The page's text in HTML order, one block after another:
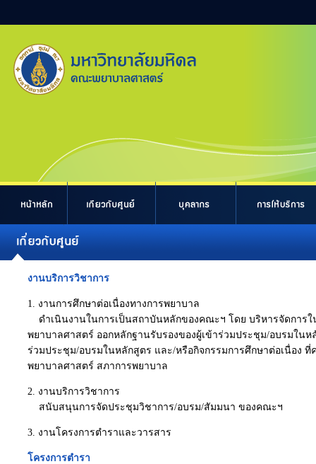
งานบริการวิชาการ
1. งานการศึกษาต่อเนื่องทางการพยาบาล
ดำเนินงานในการเป็นสถาบันหลักของคณะฯ โดย บริหารจัดการ
พยาบาลศาสตร์ ออกหลักฐานรับรองของผู้เข้าร่วมประชุม/อบรมใน
ร่วมประชุม/อบรมในหลักสูตร และ/หรือกิจกรรมการศึกษาต่อเนื่อง
พยาบาลศาสตร์ สภาการพยาบาล
2. งานบริการวิชาการ
สนับสนุนการจัดประชุมวิชาการ/อบรม/สัมมนา ของคณะฯ
3. งานโครงการตำราและวารสาร
โครงการตำรา